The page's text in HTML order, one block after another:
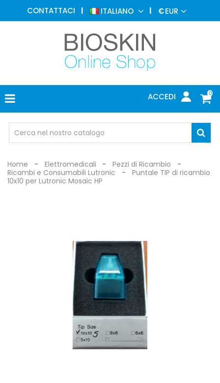
CONTATTACI ITALIANO €EUR
0
ACCEDI
MEDICINA
ESTETICA
DERMATOLOGIA
FOTOTERAPIA
ELETTROMEDICALI
MEDICO
OCCHIALI
DI
Home Elettromedicali
Pezzi di Ricambio
Ricambi e Consumabili Lutronic
Puntale TIP di ricambio
10x10 per Lutronic Mosaic HP